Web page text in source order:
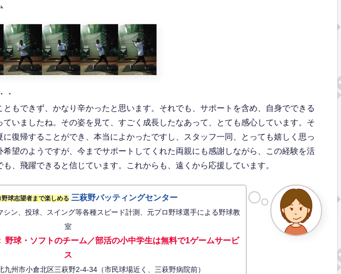
・
もできず、かなり辛かったと思います。それでも、サポートを含め、自身でできる
ていましたね。その姿を見て、すごく成長したなあって、とても感心しています。そ
に復帰することができ、本当によかったですし、スタッフ一同、とっても嬉しく思っ
望のようですが、今までサポートしてくれた両親にも感謝しながら、この経験を活
、飛躍できると信じています。これからも、遠くから応援しています。
球志望者まで楽しめる 三萩野バッティングセンター
ン、投球、スイング等各種スピード計測、元プロ野球選手による野球教
室
野球・ソフトのチーム／部活の小中学生は無料で1ゲームサービ
ス
州市小倉北区三萩野2-4-34（市民球場近く、三萩野病院前）